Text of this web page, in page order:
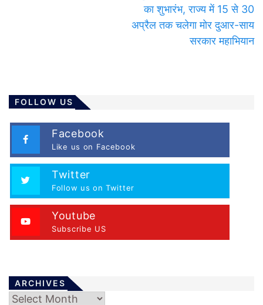
का शुभारंभ, राज्य में 15 से 30
अप्रैल तक चलेगा मोर दुआर-साय
सरकार महाभियान
FOLLOW US
Facebook
Like us on Facebook
Twitter
Follow us on Twitter
Youtube
Subscribe US
ARCHIVES
Archives